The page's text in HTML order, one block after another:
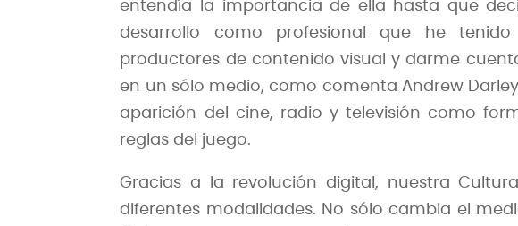
entendía la importancia de ella hasta que
desarrollo como profesional que he
productores de contenido visual y darme
en un sólo medio, como comenta Andrew
aparición del cine, radio y televisión como
reglas del juego.
Gracias a la revolución digital, nuestra
diferentes modalidades. No sólo cambia el